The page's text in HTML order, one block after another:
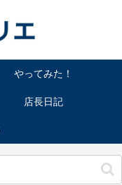
やってみた！
店長日記